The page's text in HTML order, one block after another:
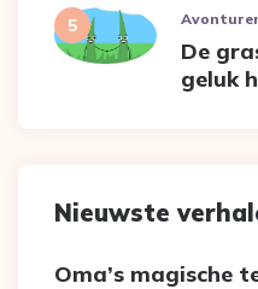
De
geluk
Nieuwste
Oma’s magische